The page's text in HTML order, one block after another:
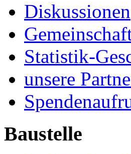
Diskussionen
Statistik-
unsere
Baustelle